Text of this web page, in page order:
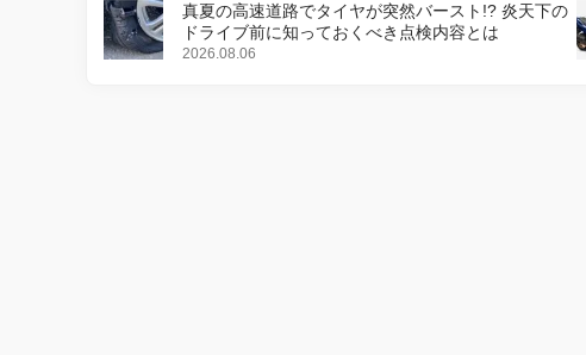
真夏の高速道路でタイヤが突然バースト!? 炎天下の
ドライブ前に知っておくべき点検内容とは
2026.08.06